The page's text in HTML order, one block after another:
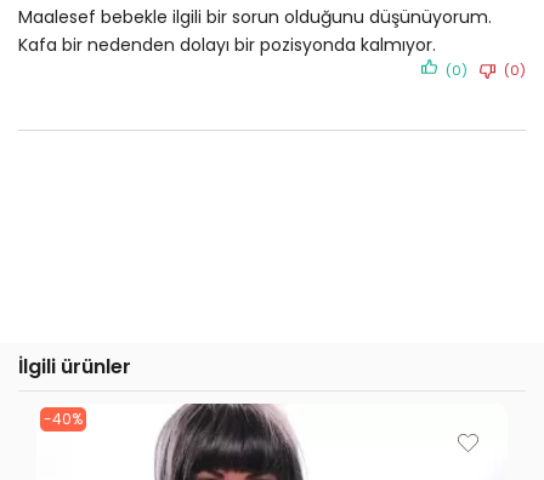
üzerinden
müşteri
Maalesef bebekle ilgili bir sorun olduğunu düşünüyorum.
Kafa bir nedenden dolayı bir pozisyonda kalmıyor.
(0) (0)
İlgili ürünler
-40%